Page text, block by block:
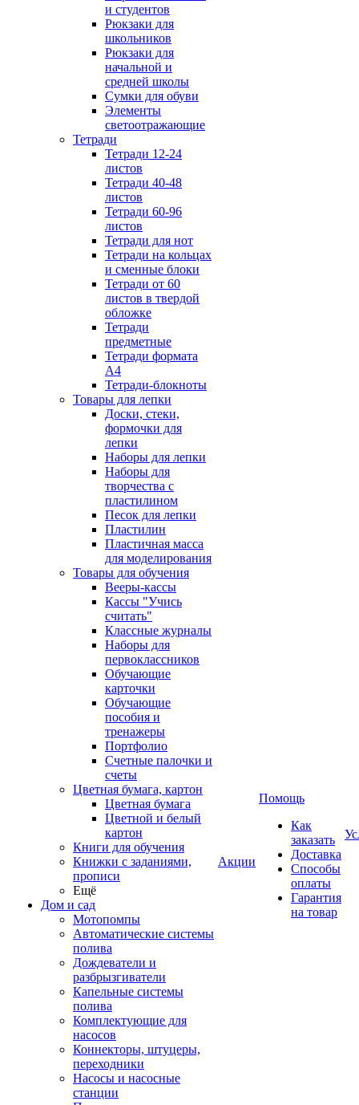
и студентов
Рюкзаки для
школьников
Рюкзаки для
начальной и
средней школы
Сумки для обуви
Элементы
светоотражающие
Тетради
Тетради 12-24
листов
Тетради 40-48
листов
Тетради 60-96
листов
Тетради для нот
Тетради на кольцах
и сменные блоки
Тетради от 60
листов в твердой
обложке
Тетради
предметные
Тетради формата
А4
Тетради-блокноты
Товары для лепки
Доски, стеки,
формочки для
лепки
Наборы для лепки
Наборы для
творчества с
пластилином
Песок для лепки
Пластилин
Пластичная масса
для моделирования
Товары для обучения
Вееры-кассы
Кассы "Учись
считать"
Классные журналы
Наборы для
первоклассников
Обучающие
карточки
Обучающие
пособия и
тренажеры
Портфолио
Счетные палочки и
счеты
Цветная бумага, картон
Цветная бумага
Цветной и белый
картон
Книги для обучения
Книжки с заданиями,
прописи
Ещё
Дом и сад
Мотопомпы
Автоматические системы
полива
Дождеватели и
разбрызгиватели
Капельные системы
полива
Комплектующие для
насосов
Коннекторы, штуцеры,
переходники
Насосы и насосные
станции
Акции
Помощь
Как
заказать
Доставка
Способы
оплаты
Гарантия
на товар